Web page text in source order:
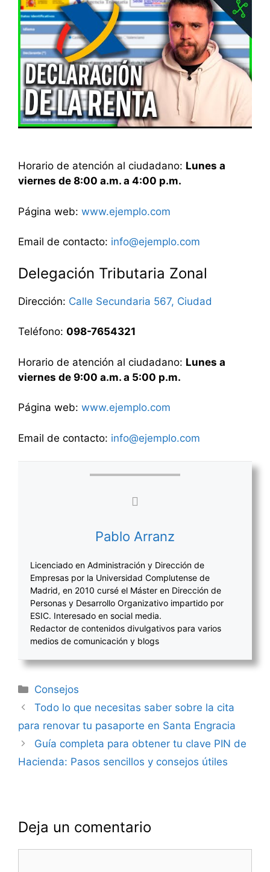
Horario de atención al ciudadano: Lunes a
viernes de 8:00 a.m. a 4:00 p.m.
Página web: www.ejemplo.com
Email de contacto: info@ejemplo.com
Delegación Tributaria Zonal
Dirección: Calle Secundaria 567, Ciudad
Teléfono: 098-7654321
Horario de atención al ciudadano: Lunes a
viernes de 9:00 a.m. a 5:00 p.m.
Página web: www.ejemplo.com
Email de contacto: info@ejemplo.com
Pablo Arranz
Licenciado en Administración y Dirección de
Empresas por la Universidad Complutense de
Madrid, en 2010 cursé el Máster en Dirección de
Personas y Desarrollo Organizativo impartido por
ESIC. Interesado en social media.
Redactor de contenidos divulgativos para varios
medios de comunicación y blogs
Categorías
Consejos
Navegación
de
entradas
Todo lo que necesitas saber sobre la cita
para renovar tu pasaporte en Santa Engracia
Guía completa para obtener tu clave PIN de
Hacienda: Pasos sencillos y consejos útiles
Deja un comentario